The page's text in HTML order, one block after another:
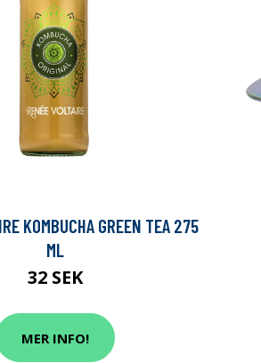
KOMBUCHA GREEN TEA 275
ML
32 SEK
MER INFO!